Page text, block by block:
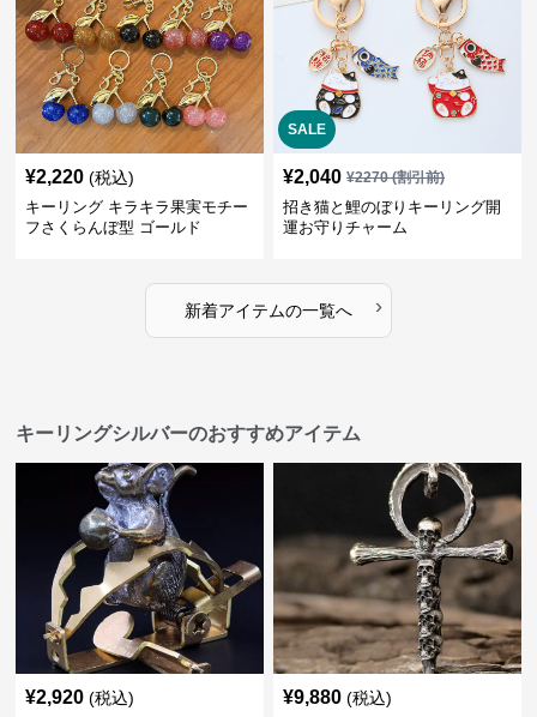
¥2,220 (税込)
キーリング キラキラ果実モチー
フさくらんぼ型 ゴールド
SALE
¥2,040 ¥2270(割引前)
招き猫と鯉のぼりキーリング開
運お守りチャーム
新着アイテムの一覧へ ›
キーリングシルバーのおすすめアイテム
¥2,920 (税込) ¥9,880 (税込)